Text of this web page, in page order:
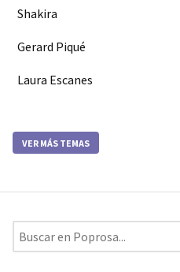
Shakira
Gerard Piqué
Laura Escanes
VER MÁS TEMAS